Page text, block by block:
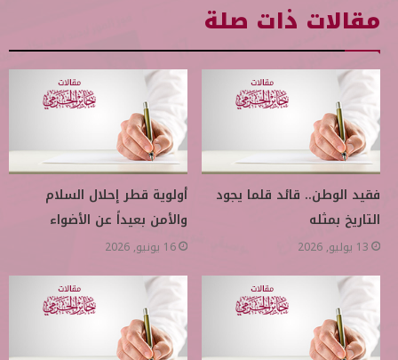
مقالات ذات صلة
فقيد الوطن.. قائد قلما يجود
التاريخ بمثله
13 يوليو, 2026
أولوية قطر إحلال السلام
والأمن بعيداً عن الأضواء
16 يونيو, 2026